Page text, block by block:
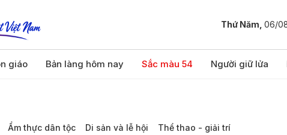
Thứ Năm, 06/
giáo Bản làng hôm nay Sắc màu 54 Người giữ lửa
Ẩm thực dân tộc Di sản và lễ hội Thể thao - giải trí